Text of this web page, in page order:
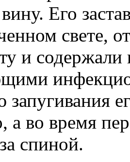
Его
свете,
и
запугивания
а во время
спиной.